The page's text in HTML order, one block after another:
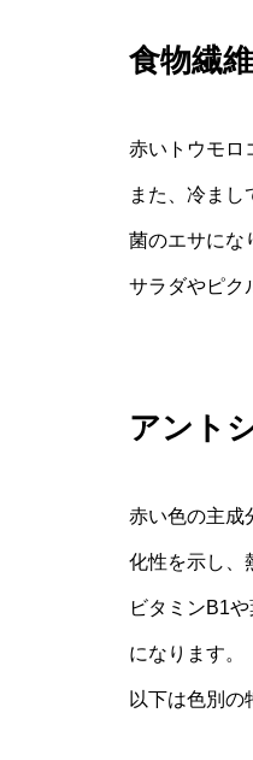
食物繊
赤いトウモロ
また、冷ま
菌のエサにな
サラダやピク
アント
赤い色の主成
化性を示し、
ビタミンB1
になります。
以下は色別の